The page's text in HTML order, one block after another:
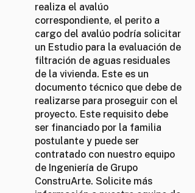
realiza el avalúo
correspondiente, el perito a
cargo del avalúo podría solicitar
un Estudio para la evaluación de
filtración de aguas residuales
de la vivienda. Este es un
documento técnico que debe de
realizarse para proseguir con el
proyecto. Este requisito debe
ser financiado por la familia
postulante y puede ser
contratado con nuestro equipo
de Ingeniería de Grupo
ConstruArte. Solicite más